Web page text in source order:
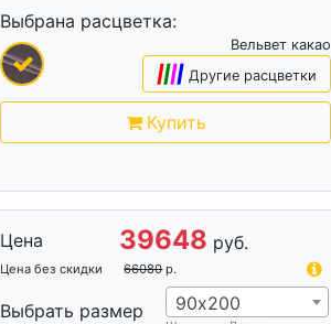
Выбрана расцветка:
Вельвет какао
|||| Другие расцветки
Купить
Цена 39648 руб.
Цена без скидки 66080 р.
Выбрать размер 90х200